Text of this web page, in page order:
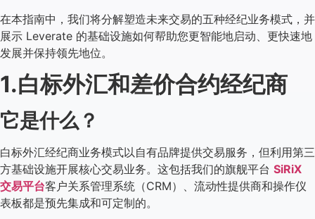
在本指南中，我们将分解塑造未来交易的五种经纪业务模式，并
展示 Leverate 的基础设施如何帮助您更智能地启动、更快速地
发展并保持领先地位。
1.白标外汇和差价合约经纪商
它是什么？
白标外汇经纪商业务模式以自有品牌提供交易服务，但利用第三
方基础设施开展核心交易业务。这包括我们的旗舰平台 SiRiX
交易平台客户关系管理系统（CRM）、流动性提供商和操作仪
表板都是预先集成和可定制的。